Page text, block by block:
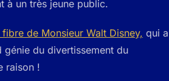
à un très jeune public.
de Monsieur Walt Disney, qui a
du divertissement du
raison !